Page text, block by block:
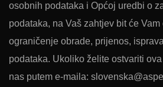
osobnih podataka i Općoj uredbi o
podataka, na Vaš zahtjev bit će
ograničenje obrade, prijenos,
podataka. Ukoliko želite ostvariti
nas putem e-maila: